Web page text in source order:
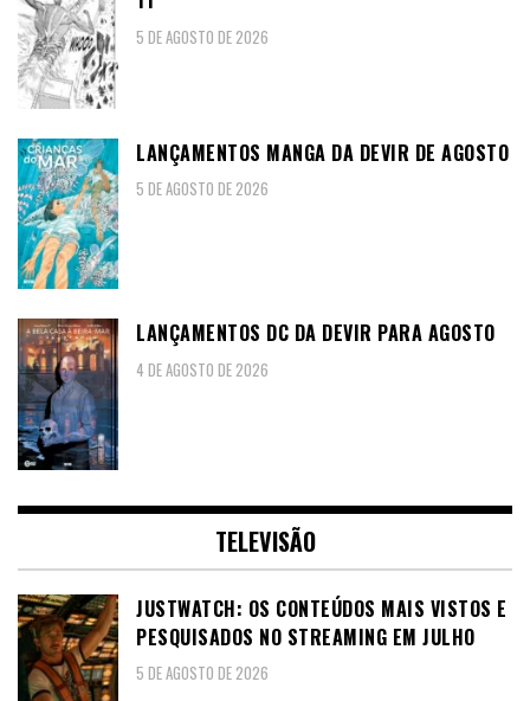
5 DE AGOSTO DE 2026
LANÇAMENTOS MANGA DA DEVIR DE AGOSTO
5 DE AGOSTO DE 2026
LANÇAMENTOS DC DA DEVIR PARA AGOSTO
4 DE AGOSTO DE 2026
TELEVISÃO
JUSTWATCH: OS CONTEÚDOS MAIS VISTOS E
PESQUISADOS NO STREAMING EM JULHO
5 DE AGOSTO DE 2026